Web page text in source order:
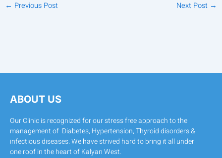
← Previous Post Next Post →
ABOUT US
Our Clinic is recognized for our stress free approach to the
management of Diabetes, Hypertension, Thyroid disorders &
infectious diseases. We have strived hard to bring it all under
one roof in the heart of Kalyan West.